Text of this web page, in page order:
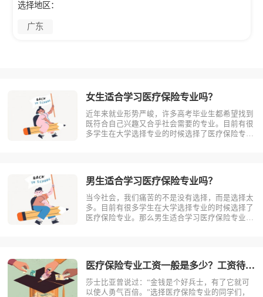
选择地区：
广东
女生适合学习医疗保险专业吗？
近年来就业形势严峻，许多高考毕业生都希望找到
既符合自己兴趣又合乎社会需要的专业。目前有很
多学生在大学选择专业的时候选择了医疗保险专
么？医疗保险，是指以保险合同约定的医疗?
男生适合学习医疗保险专业吗？
当今社会，我们痛苦的不是没有选择，而是选择太
多。目前有很多学生在大学选择专业的时候选择了
医疗保险专业。那么男生适合学习医疗保险专业
医疗保险专业工资一般是多少？工资待遇好吗？
莎士比亚曾说过：“金钱是个好兵士，有了它就可
以使人勇气百倍。”选择医疗保险专业的同学们，